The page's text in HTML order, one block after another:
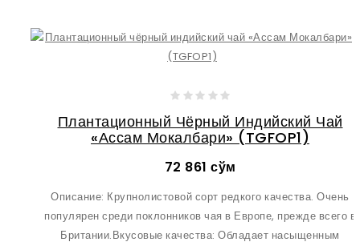
Плантационный Чёрный Индийский Чай
«Ассам Мокалбари» (TGFOP1)
72 861 сўм
Описание: Крупнолистовой сорт редкого качества. Очень
популярен среди поклонников чая в Европе, прежде всего в
Британии.Вкусовые качества: Обладает насыщенным